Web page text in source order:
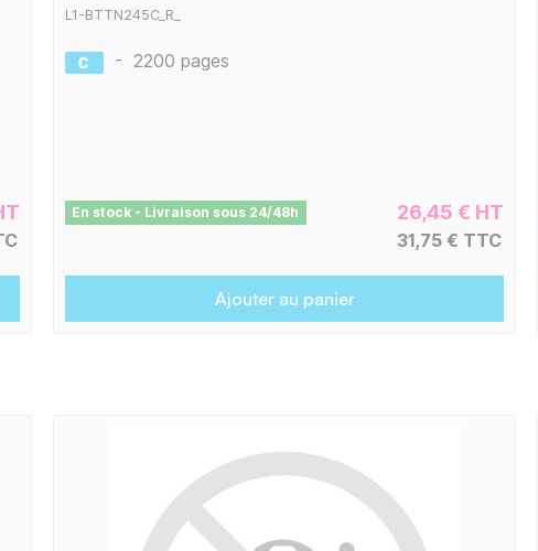
L1-BTTN245C_R_
- 2200 pages
En stock - Livraison sous 24/48h 26,45 € HT
31,75 € TTC
Ajouter au panier